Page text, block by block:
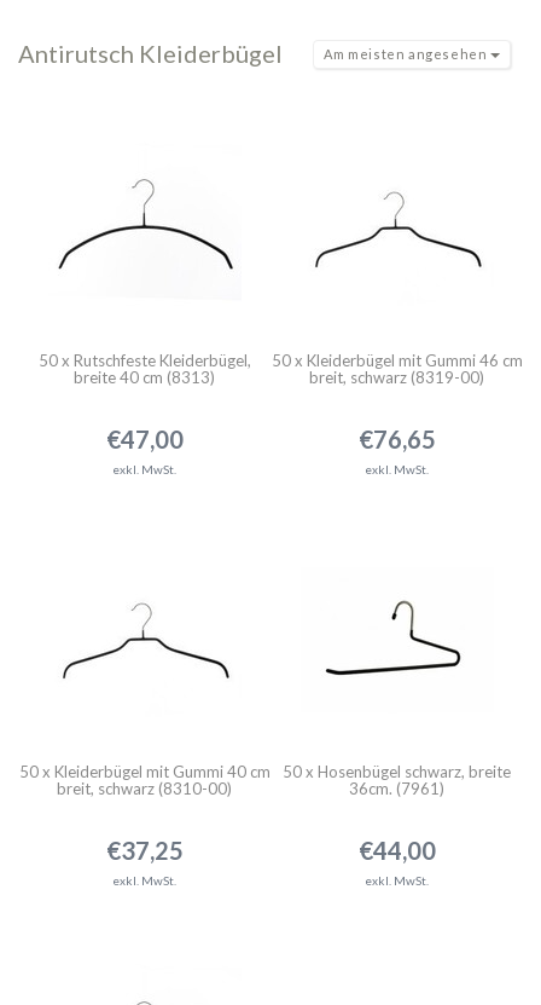
Antirutsch Kleiderbügel Am meisten angesehen
50 x Rutschfeste Kleiderbügel,
breite 40 cm (8313)
€47,00
exkl. MwSt.
50 x Kleiderbügel mit Gummi 46 cm
breit, schwarz (8319-00)
€76,65
exkl. MwSt.
50 x Kleiderbügel mit Gummi 40 cm
breit, schwarz (8310-00)
€37,25
exkl. MwSt.
50 x Hosenbügel schwarz, breite
36cm. (7961)
€44,00
exkl. MwSt.